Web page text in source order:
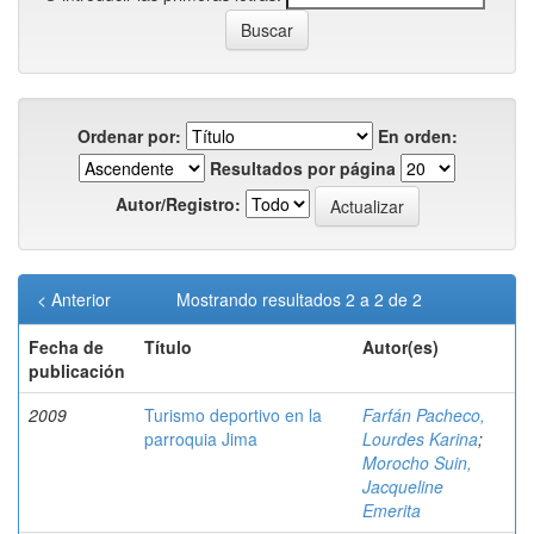
Ordenar por:
En orden:
Resultados por página
Autor/Registro:
Mostrando resultados 2 a 2 de 2
< Anterior
Fecha de
publicación
Título Autor(es)
2009
Turismo deportivo en la
parroquia Jima
Farfán Pacheco,
Lourdes Karina;
Morocho Suin,
Jacqueline
Emerita